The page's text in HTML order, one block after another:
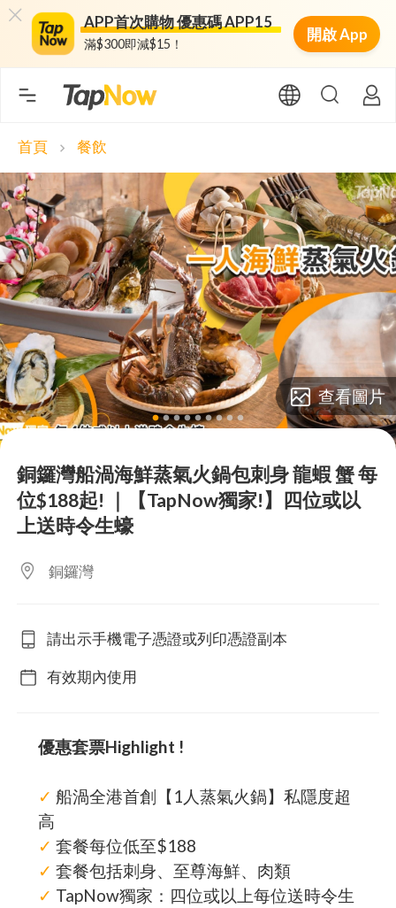
APP首次購物 優惠碼 APP15
滿$300即減$15！
開啟 App
首頁 chevron_right 餐飲
lens lens lens lens lens lens lens lens lens
查看圖片
銅鑼灣船渦海鮮蒸氣火鍋包刺身 龍蝦 蟹 每
位$188起! ｜【TapNow獨家!】四位或以
上送時令生蠔
銅鑼灣
請出示手機電子憑證或列印憑證副本
有效期內使用
優惠套票Highlight !
✓ 船渦全港首創【1人蒸氣火鍋】私隱度超
高
✓ 套餐每位低至$188
✓ 套餐包括刺身、至尊海鮮、肉類
✓ TapNow獨家：四位或以上每位送時令生